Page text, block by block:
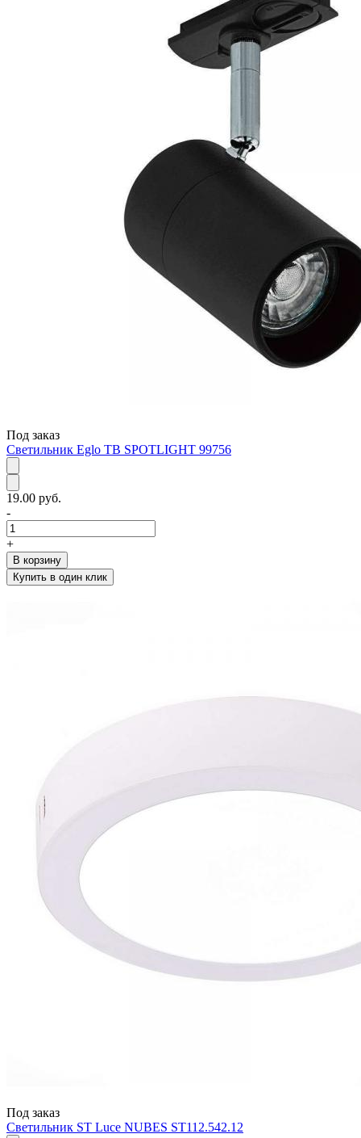
Под заказ
Светильник Eglo TB SPOTLIGHT 99756
19.00 руб.
-
+
В корзину
Купить в один клик
Под заказ
Светильник ST Luce NUBES ST112.542.12